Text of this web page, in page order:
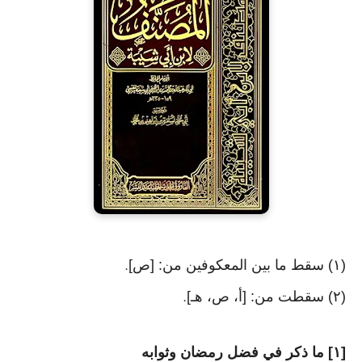
(١) سقط ما بين المعكوفين من: [ص] .
(٢) سقطت من: [أ، ص، هـ] .
[١] ما ذكر في فضل رمضان وثوابه